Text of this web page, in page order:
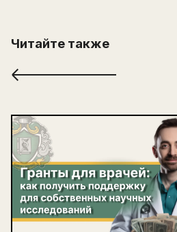
Читайте также